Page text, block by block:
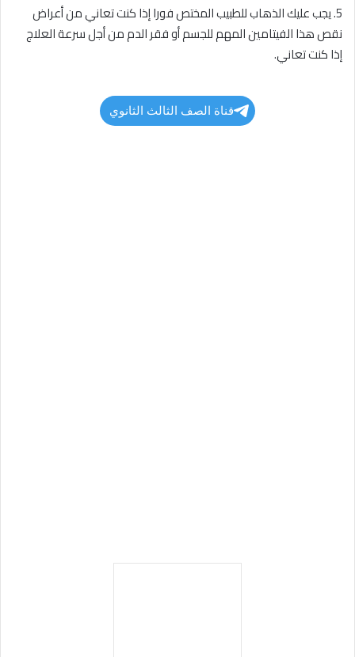
5. يجب عليك الذهاب للطبيب المختص فورا إذا كنت تعاني من أعراض
نقص هذا الفيتامين المهم للجسم أو فقر الدم من أجل سرعة العلاج
إذا كنت تعاني.
قناة الصف الثالث الثانوي